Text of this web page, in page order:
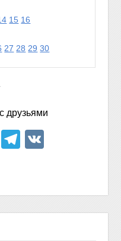
15 16
27 28 29 30
друзьями
ViberTelegram